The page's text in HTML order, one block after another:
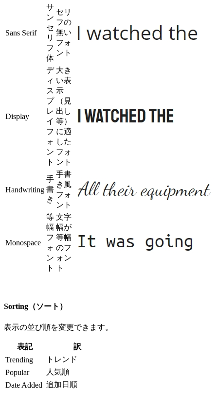
Sans Serif
サ
ン
セ
リ
フ
体
セリ
フの
無い
フォ
ント
Display
デ
ィ
ス
プ
レ
イ
フ
ォ
ン
ト
大き
い表
示
（見
出し
等）
に適
した
フォ
ント
Handwriting
手
書
き
手書
き風
フォ
ント
Monospace
等
幅
フ
ォ
ン
ト
文字
幅が
等幅
のフ
ォン
ト
Sorting（ソート）
表示の並び順を変更できます。
表記
訳
Trending
トレンド
Popular
人気順
Date Added 追加日順